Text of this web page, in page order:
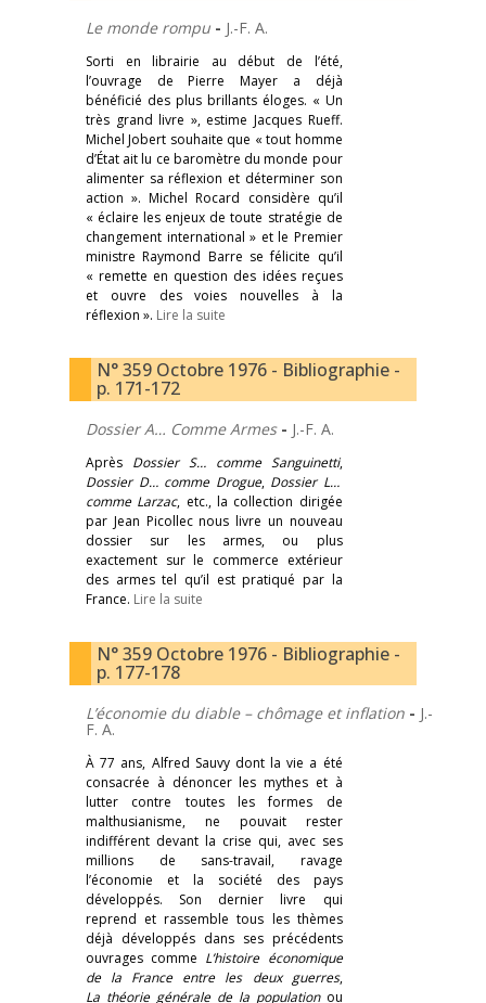
Le monde rompu - J.-F. A.
Sorti en librairie au début de l’été,
l’ouvrage de Pierre Mayer a déjà
bénéficié des plus brillants éloges. « Un
très grand livre », estime Jacques Rueff.
Michel Jobert souhaite que « tout homme
d’État ait lu ce baromètre du monde pour
alimenter sa réflexion et déterminer son
action ». Michel Rocard considère qu’il
« éclaire les enjeux de toute stratégie de
changement international » et le Premier
ministre Raymond Barre se félicite qu’il
« remette en question des idées reçues
et ouvre des voies nouvelles à la
réflexion ». Lire la suite
N° 359 Octobre 1976 - Bibliographie -
p. 171-172
Dossier A… Comme Armes - J.-F. A.
Après Dossier S… comme Sanguinetti,
Dossier D… comme Drogue, Dossier L…
comme Larzac, etc., la collection dirigée
par Jean Picollec nous livre un nouveau
dossier sur les armes, ou plus
exactement sur le commerce extérieur
des armes tel qu’il est pratiqué par la
France. Lire la suite
N° 359 Octobre 1976 - Bibliographie -
p. 177-178
L’économie du diable – chômage et inflation - J.-
F. A.
À 77 ans, Alfred Sauvy dont la vie a été
consacrée à dénoncer les mythes et à
lutter contre toutes les formes de
malthusianisme, ne pouvait rester
indifférent devant la crise qui, avec ses
millions de sans-travail, ravage
l’économie et la société des pays
développés. Son dernier livre qui
reprend et rassemble tous les thèmes
déjà développés dans ses précédents
ouvrages comme L’histoire économique
de la France entre les deux guerres,
La théorie générale de la population ou